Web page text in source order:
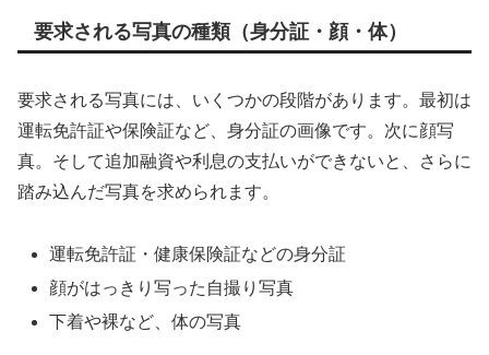
要求される写真の種類（身分証・顔・体）
要求される写真には、いくつかの段階があります。最初は
運転免許証や保険証など、身分証の画像です。次に顔写
真。そして追加融資や利息の支払いができないと、さらに
踏み込んだ写真を求められます。
運転免許証・健康保険証などの身分証
顔がはっきり写った自撮り写真
下着や裸など、体の写真